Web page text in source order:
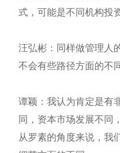
式，可能是不同机构投
汪弘彬：同样做管理人
不会有些路径方面的不
谭颖：我认为肯定是有
同，资本市场发展不同
从罗素的角度来说，我